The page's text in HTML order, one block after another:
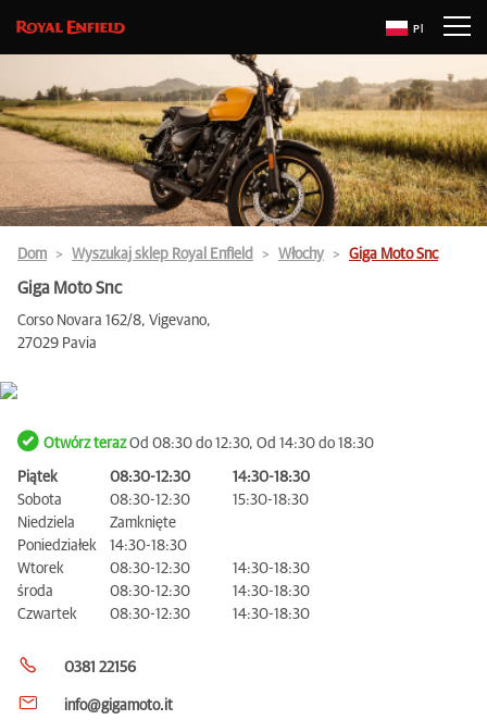
Pl
Dom Wyszukaj sklep Royal Enfield Włochy Giga Moto Snc
Giga Moto Snc
Corso Novara 162/8, Vigevano,
27029 Pavia
Otwórz terazOd 08:30 do 12:30, Od 14:30 do 18:30
Piątek 08:30-12:30
14:30-18:30
Sobota
08:30-12:30
15:30-18:30
Niedziela
Zamknięte
Poniedziałek
14:30-18:30
Wtorek
08:30-12:30
14:30-18:30
środa
08:30-12:30
14:30-18:30
Czwartek
08:30-12:30 14:30-18:30
0381 22156
info@gigamoto.it